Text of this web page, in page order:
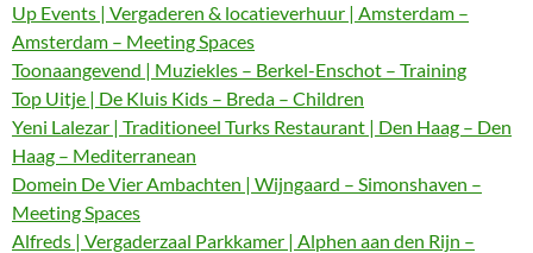
Up Events | Vergaderen & locatieverhuur | Amsterdam –
Amsterdam – Meeting Spaces
Toonaangevend | Muziekles – Berkel-Enschot – Training
Top Uitje | De Kluis Kids – Breda – Children
Yeni Lalezar | Traditioneel Turks Restaurant | Den Haag – Den
Haag – Mediterranean
Domein De Vier Ambachten | Wijngaard – Simonshaven –
Meeting Spaces
Alfreds | Vergaderzaal Parkkamer | Alphen aan den Rijn –